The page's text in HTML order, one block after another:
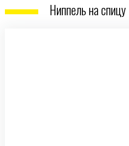
Ниппель на